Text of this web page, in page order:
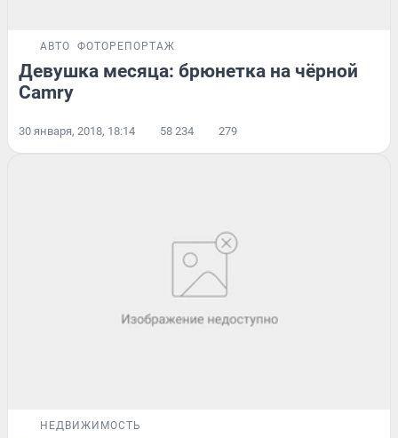
АВТО ФОТОРЕПОРТАЖ
Девушка месяца: брюнетка на чёрной
Camry
30 января, 2018, 18:14 58 234 279
НЕДВИЖИМОСТЬ